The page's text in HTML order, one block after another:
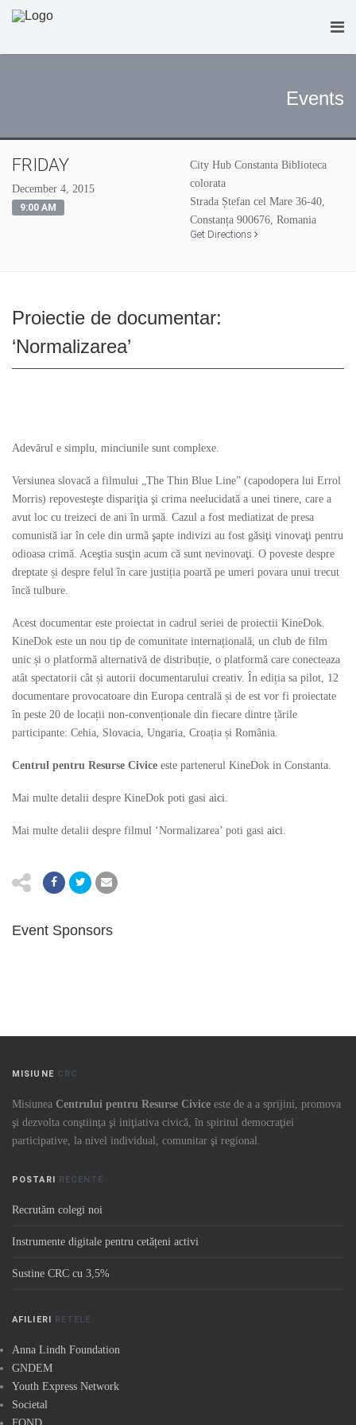
Events
FRIDAY
December 4, 2015
9:00 AM
City Hub Constanta Biblioteca
colorata
Strada Ștefan cel Mare 36-40,
Constanța 900676, Romania
Get Directions
Proiectie de documentar:
‘Normalizarea’
Adevărul e simplu, minciunile sunt complexe.
Versiunea slovacă a filmului „The Thin Blue Line” (capodopera lui Errol
Morris) repovesteşte dispariţia şi crima neelucidată a unei tinere, care a
avut loc cu treizeci de ani în urmă. Cazul a fost mediatizat de presa
comunistă iar în cele din urmă şapte indivizi au fost găsiţi vinovaţi pentru
odioasa crimă. Aceştia susţin acum că sunt nevinovaţi. O poveste despre
dreptate și despre felul în care justiția poartă pe umeri povara unui trecut
încă tulbure.
Acest documentar este proiectat in cadrul seriei de proiectii KineDok.
KineDok este un nou tip de comunitate internațională, un club de film
unic și o platformă alternativă de distribuție, o platformă care conecteaza
atât spectatorii cât și autorii documentarului creativ. În ediția sa pilot, 12
documentare provocatoare din Europa centrală și de est vor fi proiectate
în peste 20 de locații non-convenționale din fiecare dintre țările
participante: Cehia, Slovacia, Ungaria, Croația și România.
Centrul pentru Resurse Civice este partenerul KineDok in Constanta.
Mai multe detalii despre KineDok poti gasi aici.
Mai multe detalii despre filmul ‘Normalizarea’ poti gasi aici.
Event Sponsors
MISIUNE CRC
Misiunea Centrului pentru Resurse Civice este de a a sprijini, promova
şi dezvolta conştiinţa şi iniţiativa civică, în spiritul democraţiei
participative, la nivel individual, comunitar şi regional.
POSTARI RECENTE
Recrutăm colegi noi
Instrumente digitale pentru cetățeni activi
Sustine CRC cu 3,5%
AFILIERI RETELE
Anna Lindh Foundation
GNDEM
Youth Express Network
Societal